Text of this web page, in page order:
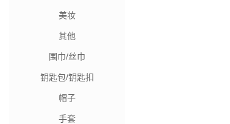
美妆
其他
围巾/丝巾
钥匙包/钥匙扣
帽子
手套